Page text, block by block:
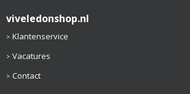
viveledonshop.nl
Klantenservice
Vacatures
Contact